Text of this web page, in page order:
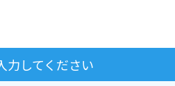
力してください